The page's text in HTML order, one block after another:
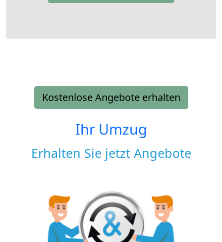
Kostenlose Angebote erhalten
Ihr Umzug
Erhalten Sie jetzt Angebote